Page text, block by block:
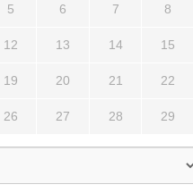
5 6 7 8
12 13 14 15
19 20 21 22
26 27 28 29